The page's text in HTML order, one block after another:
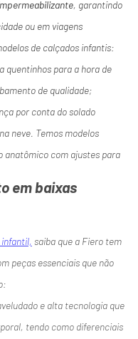
, garantindo
ou em viagens
de calçados infantis:
quentinhos para a hora de
de qualidade;
por conta do solado
neve. Temos modelos
anatômico com ajustes para
em baixas
saiba que a Fiero tem
peças essenciais que não
e alta tecnologia que
tendo como diferenciais